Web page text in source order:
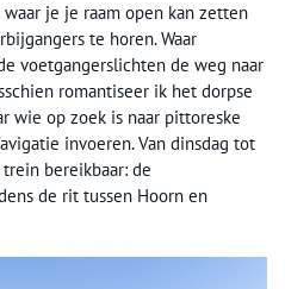
je je raam open kan zetten
te horen. Waar
voetgangerslichten de weg naar
romantiseer ik het dorpse
wie op zoek is naar pittoreske
invoeren. Van dinsdag tot
bereikbaar: de
de rit tussen Hoorn en